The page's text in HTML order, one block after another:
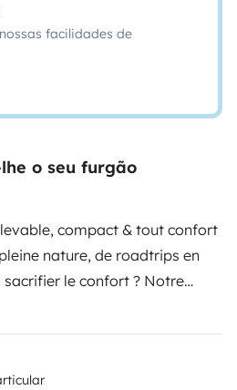
facilidades de
o seu furgão
compact & tout confort
nature, de roadtrips en
le confort ? Notre
est le compagnon idéal
route : pratique, stylé,
à partir ! 🌏
2 places à l’arrière, avec